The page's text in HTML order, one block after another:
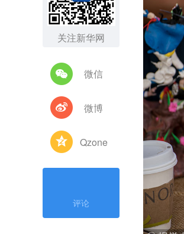
关注新华网
微信
微博
Qzone
评论